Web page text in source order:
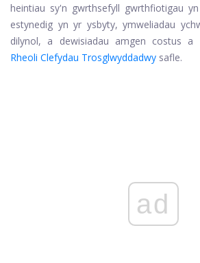
heintiau sy'n gwrthsefyll gwrthfiotigau
estynedig yn yr ysbyty, ymweliadau
dilynol, a dewisiadau amgen costus a
Rheoli Clefydau Trosglwyddadwy safle.
ad